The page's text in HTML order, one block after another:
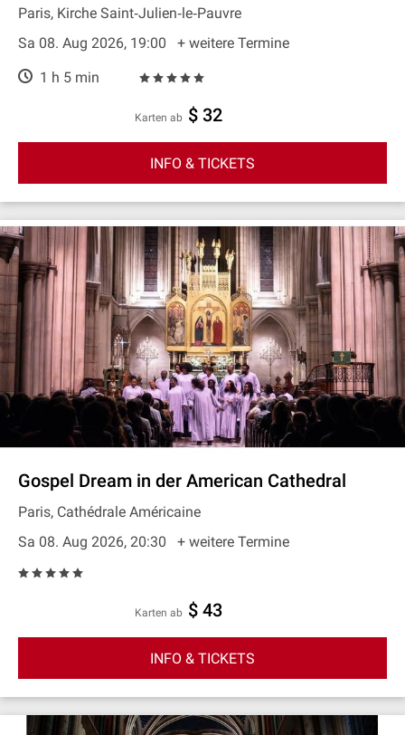
Paris, Kirche Saint‐Julien‐le‐Pauvre
Sa 08. Aug 2026, 19:00
+ weitere Termine
1 h 5 min
Karten ab $ 32
INFO & TICKETS
Gospel Dream in der American Cathedral
Paris, Cathédrale Américaine
Sa 08. Aug 2026, 20:30
+ weitere Termine
Karten ab $ 43
INFO & TICKETS